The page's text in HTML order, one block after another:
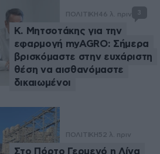
ΠΟΛΙΤΙΚΗ46 λ. πριν 3
Κ. Μητσοτάκης για την
εφαρμογή myAGRO: Σήμερα
βρισκόμαστε στην ευχάριστη
θέση να αισθανόμαστε
δικαιωμένοι
ΠΟΛΙΤΙΚΗ52 λ. πριν
Στο Πόρτο Γερμενό η Λίνα